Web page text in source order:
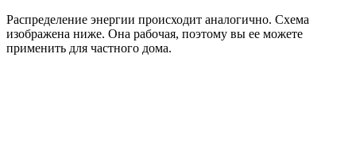
Распределение энергии происходит аналогично. Схема
изображена ниже. Она рабочая, поэтому вы ее можете
применить для частного дома.